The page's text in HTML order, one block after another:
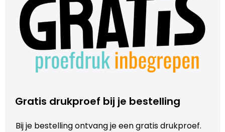
Gratis drukproef bij je bestelling
Bij je bestelling ontvang je een gratis drukproef.